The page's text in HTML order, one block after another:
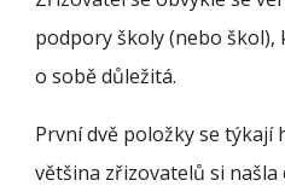
podpory školy (nebo škol),
o sobě důležitá.
První dvě položky se týkají
většina zřizovatelů si